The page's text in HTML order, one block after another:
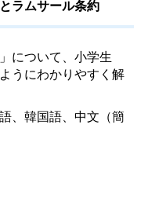
ラムサール条約
について、小学生
うにわかりやすく解
、韓国語、中文（簡